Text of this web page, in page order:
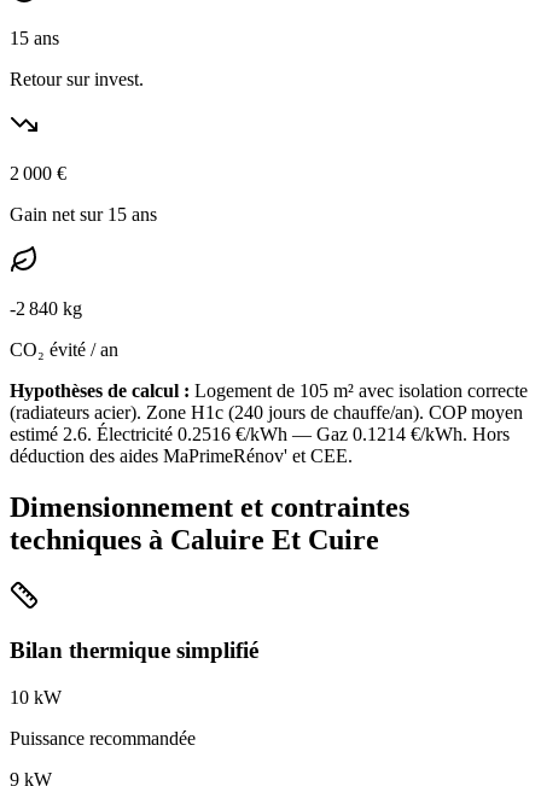
15 ans
Retour sur invest.
2 000 €
Gain net sur 15 ans
-2 840 kg
CO₂ évité / an
Hypothèses de calcul : Logement de 105 m² avec isolation correcte
(radiateurs acier). Zone H1c (240 jours de chauffe/an). COP moyen
estimé 2.6. Électricité 0.2516 €/kWh — Gaz 0.1214 €/kWh. Hors
déduction des aides MaPrimeRénov' et CEE.
Dimensionnement et contraintes
techniques à Caluire Et Cuire
Bilan thermique simplifié
10 kW
Puissance recommandée
9 kW